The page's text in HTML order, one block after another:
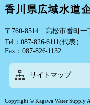
香川県広域水道
〒760-8514 高松市番町一
Tel：087-826-6111(代表）
Fax：087-826-1132
サイトマップ
Copyright © Kagawa Water Supply